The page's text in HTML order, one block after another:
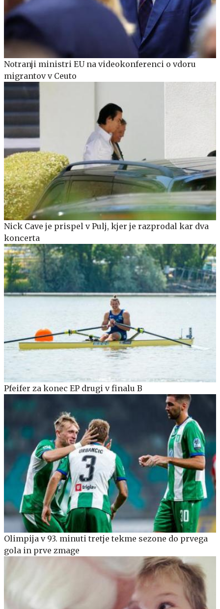
Notranji ministri EU na videokonferenci o vdoru
migrantov v Ceuto
Nick Cave je prispel v Pulj, kjer je razprodal kar dva
koncerta
Pfeifer za konec EP drugi v finalu B
Olimpija v 93. minuti tretje tekme sezone do prvega
gola in prve zmage